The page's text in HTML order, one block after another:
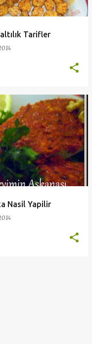
Tarifler
Nasil Yapilir